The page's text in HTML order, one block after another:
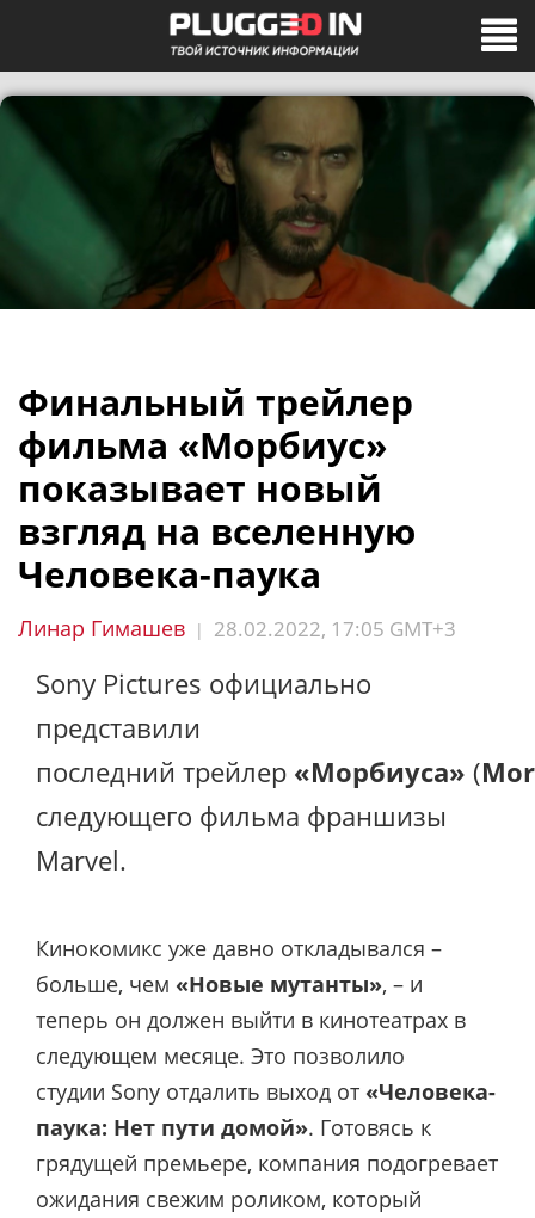
Финальный трейлер
фильма «Морбиус»
показывает новый
взгляд на вселенную
Человека-паука
Линар Гимашев | 28.02.2022, 17:05 GMT+3
Sony Pictures официально
представили
последний трейлер «Морбиуса» (
следующего фильма франшизы
Marvel.
Кинокомикс уже давно откладывался –
больше, чем «Новые мутанты», – и
теперь он должен выйти в кинотеатрах в
следующем месяце. Это позволило
студии Sony отдалить выход от «Человека-
паука: Нет пути домой». Готовясь к
грядущей премьере, компания подогревает
ожидания свежим роликом, который